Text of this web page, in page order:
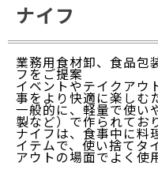
ナイフ
業務用食材卸、食品包
フをご提案
イベントやテイクアウ
事をより快適に楽しむ
一般的に、軽量で使い
製など）で作られてお
ナイフは、食事中に料
イテムで、使い捨てタ
アウトの場面でよく使